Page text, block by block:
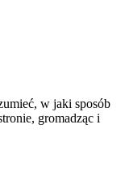
w jaki sposób
gromadząc i